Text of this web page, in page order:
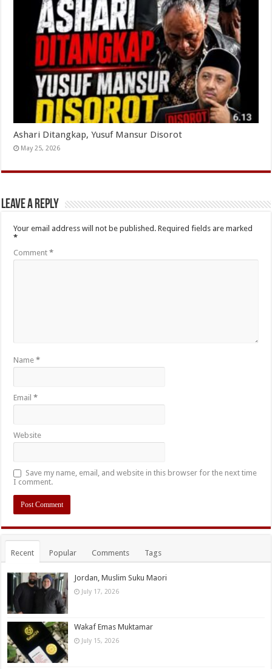
Ashari Ditangkap, Yusuf Mansur Disorot
May 25, 2026
Leave a Reply
Your email address will not be published. Required fields are marked
*
Comment*
Name*
Email*
Website
Save my name, email, and website in this browser for the next time
I comment.
Recent Popular Comments Tags
Jordan, Muslim Suku Maori
July 17, 2026
Wakaf Emas Muktamar
July 15, 2026